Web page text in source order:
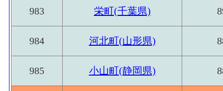
983 栄町(千葉県)
984 河北町(山形県)
985 小山町(静岡県)